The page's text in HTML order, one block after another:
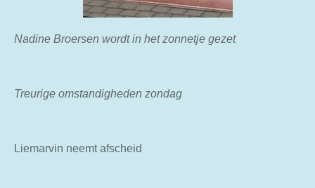
Nadine Broersen wordt in het zonnetje gezet
Treurige omstandigheden zondag
Liemarvin neemt afscheid